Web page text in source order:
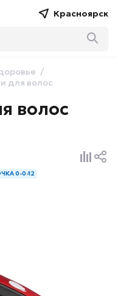
Красноярск
для волос
волос
0-0-12